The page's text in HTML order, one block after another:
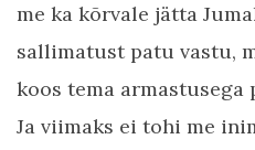
me ka kõrvale jätta
sallimatust patu vastu,
koos tema armastusega
Ja viimaks ei tohi me